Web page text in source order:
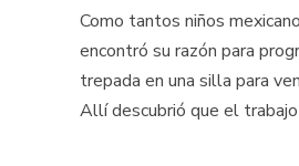
Como tantos niños
encontró su razón para
trepada en una silla para
Allí descubrió que el